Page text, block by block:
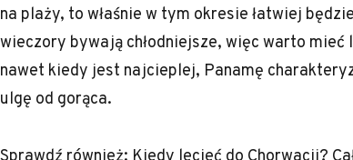
na plaży, to właśnie w tym okresie łatwiej
wieczory bywają chłodniejsze, więc warto
nawet kiedy jest najcieplej, Panamę
ulgę od gorąca.
Sprawdź również: Kiedy lecieć do Chorwacji?